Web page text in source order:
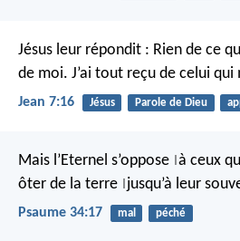
Jésus leur répondit : Rien de ce
de moi. J’ai tout reçu de celui qui
Jean 7:16 Jésus Parole de Dieu
Mais l’Eternel s’oppose à ceux
ôter de la terre jusqu’à leur
Psaume 34:17 mal péché